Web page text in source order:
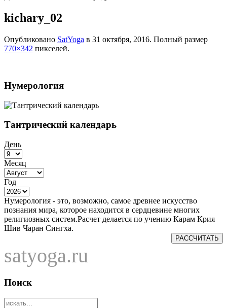
kichary_02
Опубликовано SatYoga в 31 октября, 2016. Полный размер
770×342 пикселей.
Нумерология
Тантрический календарь
День
Месяц
Год
Нумерология - это, возможно, самое древнее искусство
познания мира, которое находится в сердцевине многих
религиозных систем.Расчет делается по учению Карам Крия
Шив Чаран Сингха.
РАССЧИТАТЬ
satyoga.ru
Поиск